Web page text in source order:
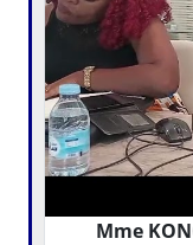
Mme